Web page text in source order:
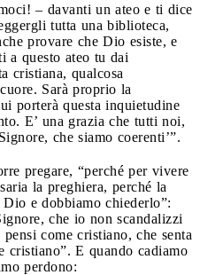
– davanti un ateo e ti dice
tutta una biblioteca,
provare che Dio esiste, e
a questo ateo tu dai
cristiana, qualcosa
Sarà proprio la
porterà questa inquietudine
E’ una grazia che tutti noi,
che siamo coerenti’”.
pregare, “perché per vivere
la preghiera, perché la
e dobbiamo chiederlo”:
che io non scandalizzi
come cristiano, che senta
cristiano”. E quando cadiamo
perdono: